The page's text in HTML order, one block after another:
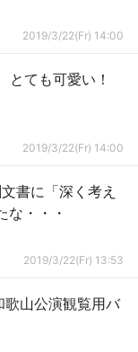
2019/3/22(Fr) 14:00
とても可愛い！
2019/3/22(Fr) 14:00
書に「深く考え
な・・・
2019/3/22(Fr) 13:53
歌山公演観覧用バ